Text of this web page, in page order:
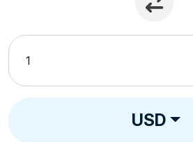
USD